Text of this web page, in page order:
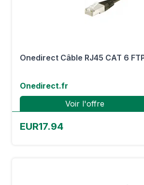
Onedirect Câble RJ45 CAT 6
Onedirect.fr
Voir l'offre
EUR17.94